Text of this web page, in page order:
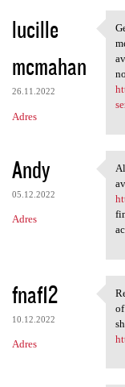
lucille
mcmahan
26.11.2022
Adres
Andy
05.12.2022
Adres
All
fnaf12
10.12.2022
Adres